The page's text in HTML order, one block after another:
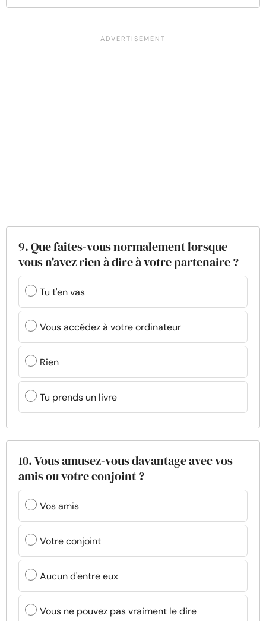
9. Que faites-vous normalement lorsque
vous n'avez rien à dire à votre partenaire ?
Tu t'en vas
Vous accédez à votre ordinateur
Rien
Tu prends un livre
10. Vous amusez-vous davantage avec vos
amis ou votre conjoint ?
Vos amis
Votre conjoint
Aucun d'entre eux
Vous ne pouvez pas vraiment le dire